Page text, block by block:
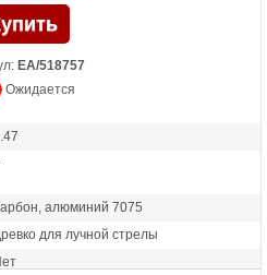
EA/518757
Ожидается
алюминий 7075
для лучной стрелы